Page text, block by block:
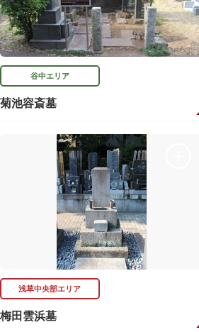
谷中エリア
菊池容斎墓
浅草中央部エリア
梅田雲浜墓